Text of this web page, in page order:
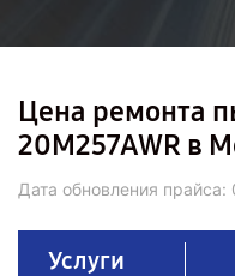
Цена ремонта
20M257AWR в
Дата обновления прайса:
Услуги